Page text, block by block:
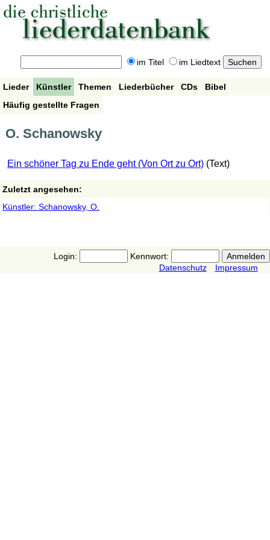
im Titel im Liedtext
Lieder Künstler Themen Liederbücher CDs
Bibel
Häufig gestellte Fragen
O. Schanowsky
Ein schöner Tag zu Ende geht (Von Ort zu Ort) (Text)
Zuletzt angesehen:
Künstler: Schanowsky, O.
Login:
Kennwort:
Datenschutz
Impressum